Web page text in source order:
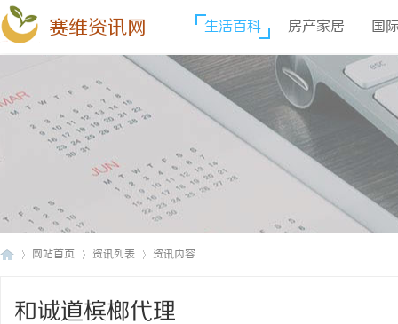
赛维资讯网 生活百科 房产家居 国
网站首页 资讯列表 资讯内容
和诚道槟榔代理